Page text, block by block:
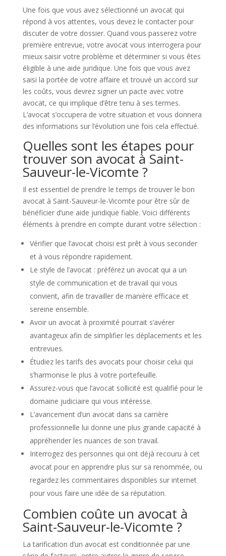
Une fois que vous avez sélectionné un avocat qui
répond à vos attentes, vous devez le contacter pour
discuter de votre dossier. Quand vous passerez votre
première entrevue, votre avocat vous interrogera pour
mieux saisir votre problème et déterminer si vous êtes
éligible à une aide juridique. Une fois que vous avez
saisi la portée de votre affaire et trouvé un accord sur
les coûts, vous devrez signer un pacte avec votre
avocat, ce qui implique d’être tenu à ses termes.
L’avocat s’occupera de votre situation et vous donnera
des informations sur l’évolution une fois cela effectué.
Quelles sont les étapes pour
trouver son avocat à Saint-
Sauveur-le-Vicomte ?
Il est essentiel de prendre le temps de trouver le bon
avocat à Saint-Sauveur-le-Vicomte pour être sûr de
bénéficier d’une aide juridique fiable. Voici différents
éléments à prendre en compte durant votre sélection :
Vérifier que l’avocat choisi est prêt à vous seconder
et à vous répondre rapidement.
Le style de l’avocat : préférez un avocat qui a un
style de communication et de travail qui vous
convient, afin de travailler de manière efficace et
sereine ensemble.
Avoir un avocat à proximité pourrait s’avérer
avantageux afin de simplifier les déplacements et les
entrevues.
Étudiez les tarifs des avocats pour choisir celui qui
s’harmonise le plus à votre portefeuille.
Assurez-vous que l’avocat sollicité est qualifié pour le
domaine judiciaire qui vous intéresse.
L’avancement d’un avocat dans sa carrière
professionnelle lui donne une plus grande capacité à
appréhender les nuances de son travail.
Interrogez des personnes qui ont déjà recouru à cet
avocat pour en apprendre plus sur sa renommée, ou
regardez les commentaires disponibles sur internet
pour vous faire une idée de sa réputation.
Combien coûte un avocat à
Saint-Sauveur-le-Vicomte ?
La tarification d’un avocat est conditionnée par une